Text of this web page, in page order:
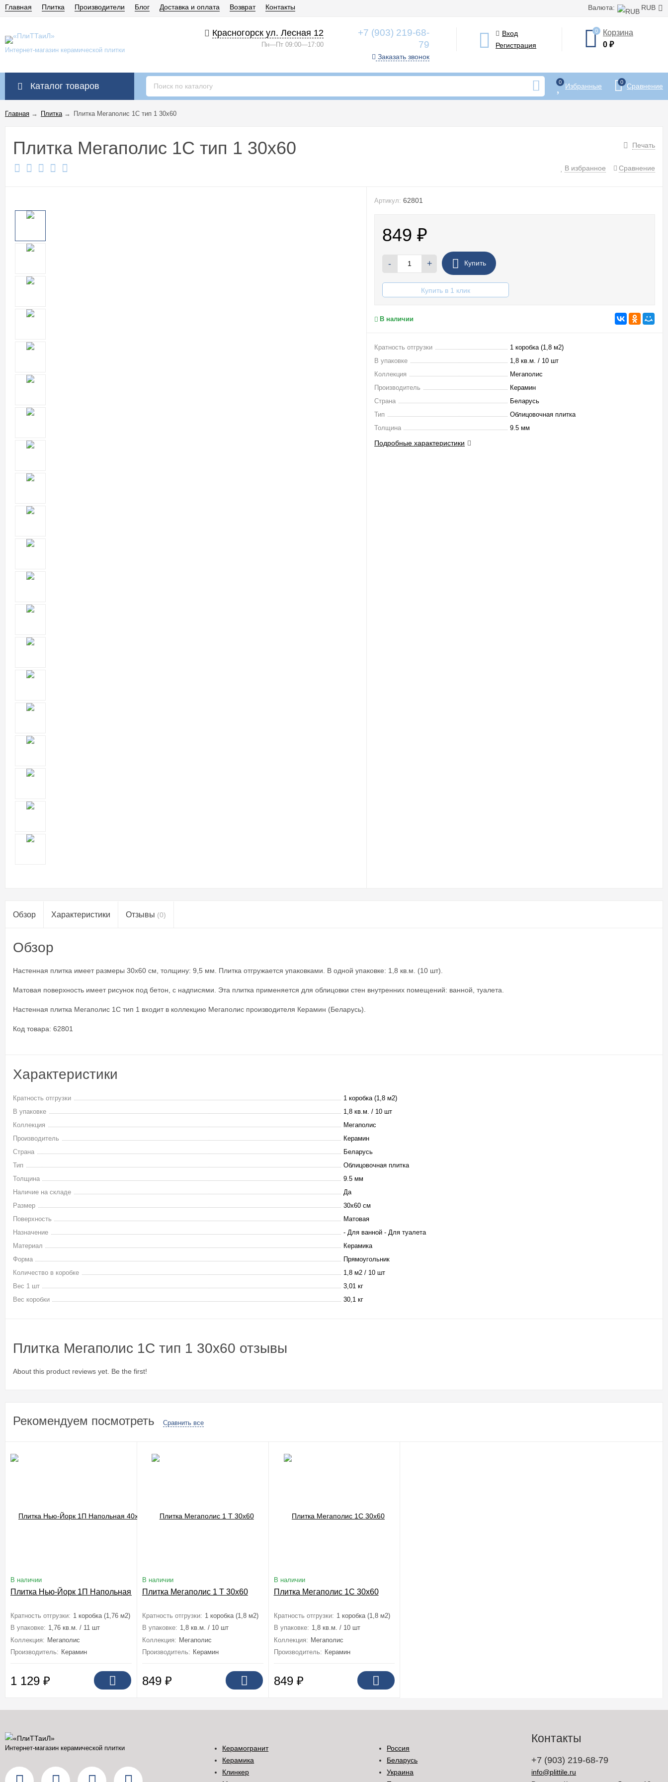
Валюта: RUB
Главная Плитка Производители Блог Доставка и оплата Возврат Контакты
Интернет-магазин керамической плитки
Красногорск ул. Лесная 12
Пн—Пт 09:00—17:00
+7 (903) 219-68-
79
Заказать звонок
Вход
Регистрация
0
Корзина
0 ₽
Каталог товаров 0 Избранные 0 Сравнение
Главная → Плитка→ Плитка Мегаполис 1С тип 1 30x60
Печать
Плитка Мегаполис 1С тип 1 30x60
В избранное Сравнение
Артикул: 62801
849₽
- + Купить
Купить в 1 клик
В наличии
Кратность отгрузки
1 коробка (1,8 м2)
В упаковке
1,8 кв.м. / 10 шт
Коллекция
Мегаполис
Производитель
Керамин
Страна
Беларусь
Тип
Облицовочная плитка
Толщина
9.5 мм
Подробные характеристики
Обзор Характеристики Отзывы (0)
Обзор
Настенная плитка имеет размеры 30x60 см, толщину: 9,5 мм. Плитка отгружается упаковками. В одной упаковке: 1,8 кв.м. (10 шт).
Матовая поверхность имеет рисунок под бетон, с надписями. Эта плитка применяется для облицовки стен внутренних помещений: ванной, туалета.
Настенная плитка Мегаполис 1С тип 1 входит в коллекцию Мегаполис производителя Керамин (Беларусь).
Код товара: 62801
Характеристики
Кратность отгрузки
1 коробка (1,8 м2)
В упаковке
1,8 кв.м. / 10 шт
Коллекция
Мегаполис
Производитель
Керамин
Страна
Беларусь
Тип
Облицовочная плитка
Толщина
9.5 мм
Наличие на складе
Да
Размер
30х60 см
Поверхность
Матовая
Назначение
- Для ванной - Для туалета
Материал
Керамика
Форма
Прямоугольник
Количество в коробке
1,8 м2 / 10 шт
Вес 1 шт
3,01 кг
Вес коробки
30,1 кг
Плитка Мегаполис 1С тип 1 30x60 отзывы
About this product reviews yet. Be the first!
Рекомендуем посмотреть Сравнить все
В наличии
Плитка Нью-Йорк 1П Напольная 40x40
Кратность отгрузки: 1 коробка (1,76 м2)
В упаковке: 1,76 кв.м. / 11 шт
Коллекция: Мегаполис
Производитель: Керамин
1 129 ₽
В наличии
Плитка Мегаполис 1 Т 30x60
Кратность отгрузки: 1 коробка (1,8 м2)
В упаковке: 1,8 кв.м. / 10 шт
Коллекция: Мегаполис
Производитель: Керамин
849 ₽
В наличии
Плитка Мегаполис 1С 30x60
Кратность отгрузки: 1 коробка (1,8 м2)
В упаковке: 1,8 кв.м. / 10 шт
Коллекция: Мегаполис
Производитель: Керамин
849 ₽
Интернет-магазин керамической плитки
Керамогранит
Керамика
Клинкер
Россия
Беларусь
Украина
Контакты
+7 (903) 219-68-79
info@plittile.ru